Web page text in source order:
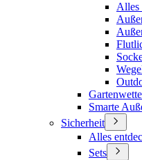
Alles
Smarte
Sicherheit
Alles
Sets